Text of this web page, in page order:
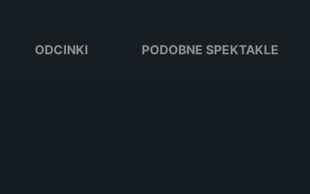
ODCINKI PODOBNE SPEKTAKLE